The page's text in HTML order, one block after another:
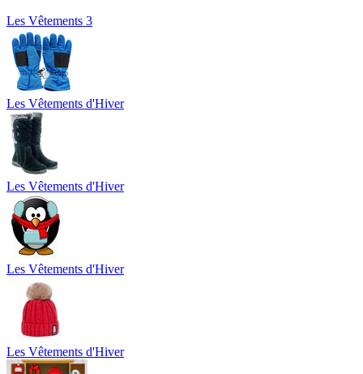
Les Vêtements 3
Les Vêtements d'Hiver
Les Vêtements d'Hiver
Les Vêtements d'Hiver
Les Vêtements d'Hiver